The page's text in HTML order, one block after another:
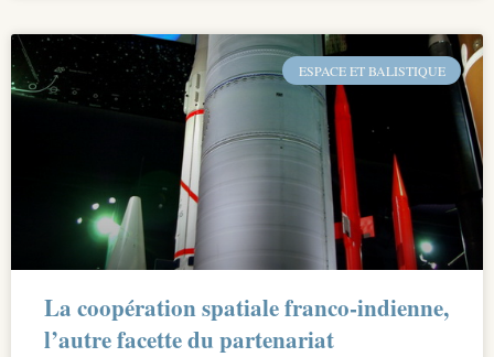
ESPACE ET BALISTIQUE
La coopération spatiale franco-indienne,
l’autre facette du partenariat